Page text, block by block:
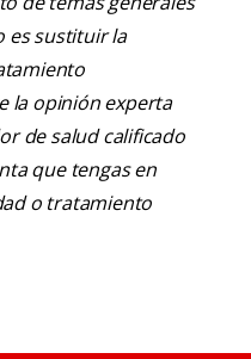
es sustituir la
la opinión experta
de salud calificado
que tengas en
o tratamiento